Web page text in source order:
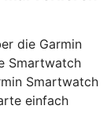
die Garmin
Smartwatch
Smartwatch
einfach